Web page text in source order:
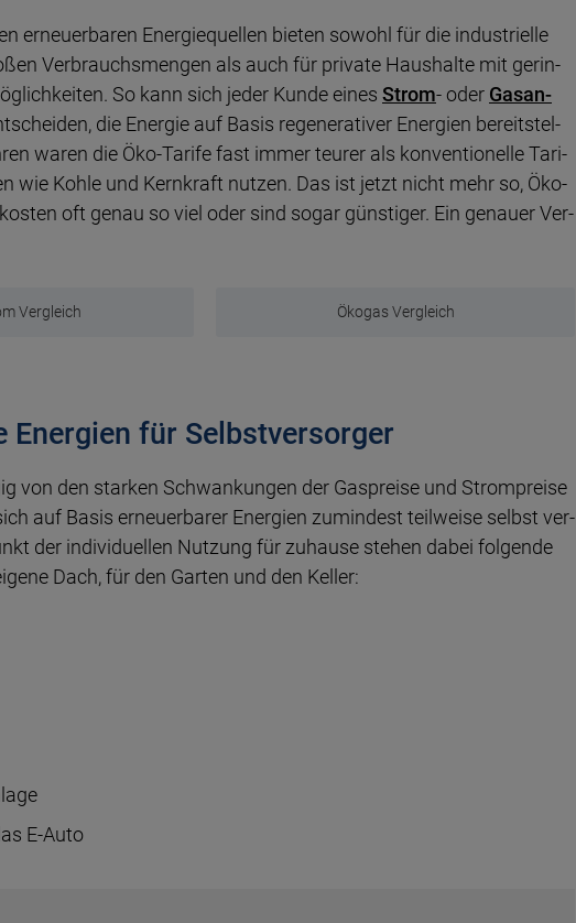
erneuer­baren Ener­gie­quel­len bie­ten so­wohl für die industri­elle
Ver­brauchs­men­gen als auch für priva­te Haus­hal­te mit gerin­
So kann sich jeder Kun­de eines Strom- oder Gas­an­
die Ener­gie auf Ba­sis regenera­tiver Ener­gien bereit­stel­
wa­ren die Öko-Tari­fe fast im­mer teu­rer als konventionel­le Tari­
wie Kohle und Kern­kraft nutzen. Das ist jetzt nicht mehr so, Öko­
oft genau so viel oder sind sogar günsti­ger. Ein genau­er Ver­
Vergleich Ökogas Vergleich
Energien für Selbstversorger
von den star­ken Schwan­kun­gen der Gas­prei­se und Strom­prei­se
auf Ba­sis erneuer­barer Ener­gien zumin­dest teil­weise selbst ver­
der indi­viduel­len Nut­zung für zu­hause ste­hen dabei fol­gen­de
Dach, für den Gar­ten und den Kel­ler:
E-Auto